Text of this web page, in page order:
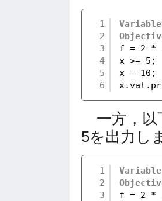
1
2
3
4
5
6
Variable
f = 2 *
x >= 5;
x = 10;
一方，以
5を出力し
1
2
3
Variable
f = 2 *